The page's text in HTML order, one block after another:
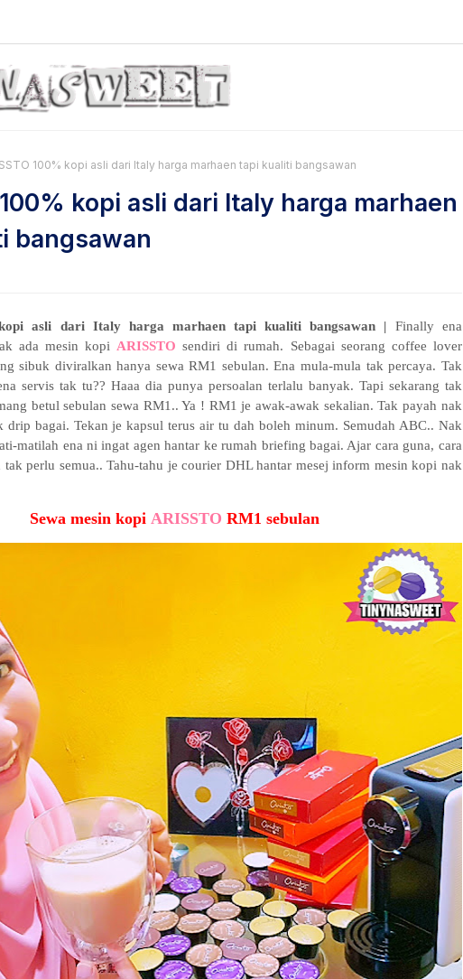
100% kopi asli dari Italy harga marhaen tapi kualiti bangsawan
kopi asli dari Italy harga marhaen
bangsawan
asli dari Italy harga marhaen tapi kualiti bangsawan | Finally ena
ada mesin kopi ARISSTO sendiri di rumah. Sebagai seorang coffee lover
sibuk diviralkan hanya sewa RM1 sebulan. Ena mula-mula tak percaya. Tak
servis tak tu?? Haaa dia punya persoalan terlalu banyak. Tapi sekarang tak
betul sebulan sewa RM1.. Ya ! RM1 je awak-awak sekalian. Tak payah nak
drip bagai. Tekan je kapsul terus air tu dah boleh minum. Semudah ABC.. Nak
matilah ena ni ingat agen hantar ke rumah briefing bagai. Ajar cara guna, cara
tak perlu semua.. Tahu-tahu je courier DHL hantar mesej inform mesin kopi nak
Sewa mesin kopi ARISSTO RM1 sebulan